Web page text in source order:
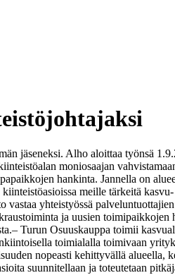
jäseneksi. Alho aloittaa työnsä
moniosaajan
hankinta. Jannella on
meille tärkeitä
vastaa yhteistyössä
ja uusien toimipaikkojen
– Turun Osuuskauppa toimii
toimialalla toimivaan
nopeasti kehittyvällä
suunnitellaan ja toteutetaan